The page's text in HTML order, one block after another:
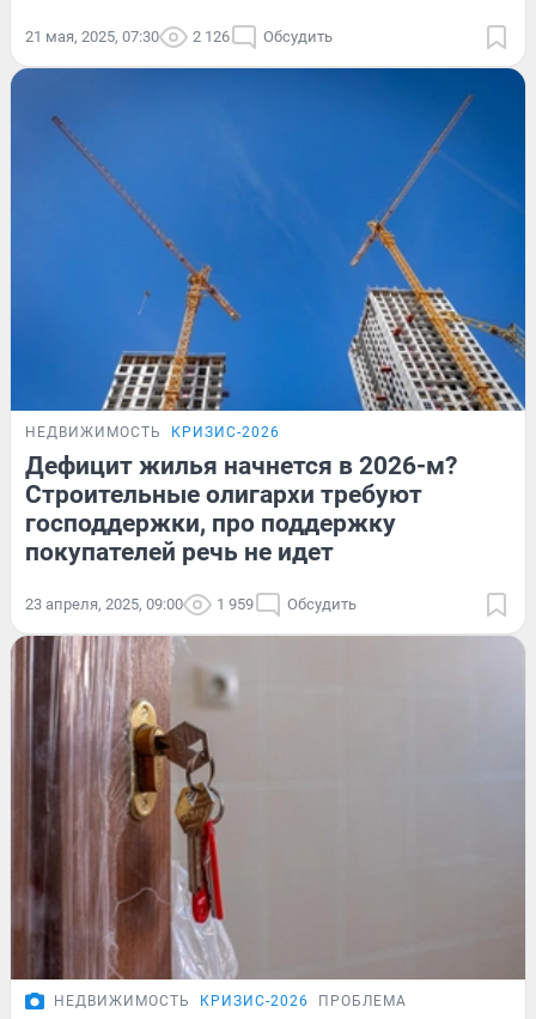
21 мая, 2025, 07:30 2 126 Обсудить
НЕДВИЖИМОСТЬ КРИЗИС-2026
Дефицит жилья начнется в 2026-м?
Строительные олигархи требуют
господдержки, про поддержку
покупателей речь не идет
23 апреля, 2025, 09:00 1 959 Обсудить
НЕДВИЖИМОСТЬ КРИЗИС-2026 ПРОБЛЕМА